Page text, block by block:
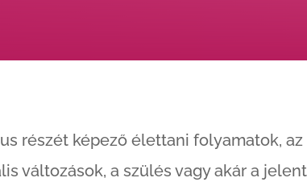
részét képező élettani folyamatok,
változások, a szülés vagy akár a